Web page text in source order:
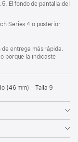
El fondo de pantalla del
Series 4 o posterior.
entrega más rápida.
porque la indicaste
(46 mm) - Talla 9